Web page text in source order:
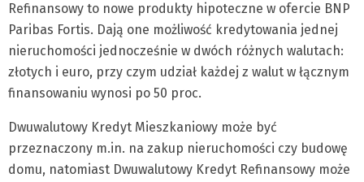
Refinansowy to nowe produkty hipoteczne w ofercie BNP
Paribas Fortis. Dają one możliwość kredytowania jednej
nieruchomości jednocześnie w dwóch różnych walutach:
złotych i euro, przy czym udział każdej z walut w łącznym
finansowaniu wynosi po 50 proc.
Dwuwalutowy Kredyt Mieszkaniowy może być
przeznaczony m.in. na zakup nieruchomości czy budowę
domu, natomiast Dwuwalutowy Kredyt Refinansowy może